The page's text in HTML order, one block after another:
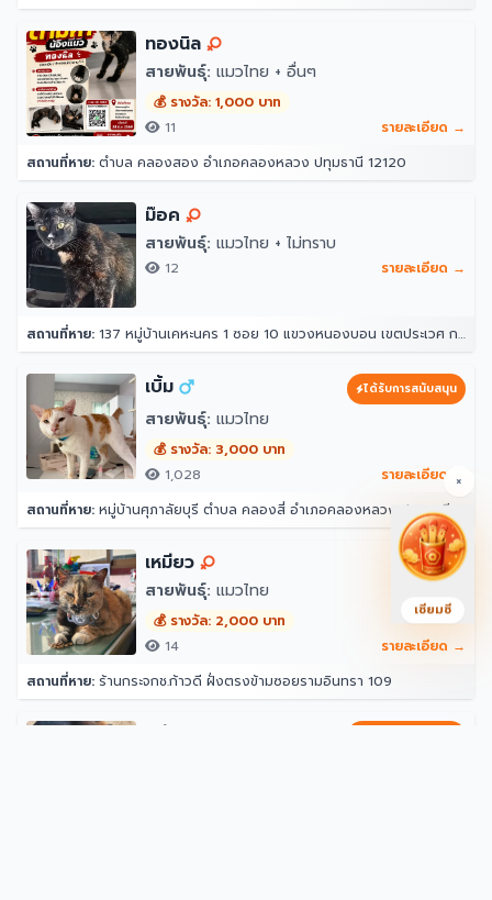
ทองนิล
สายพันธุ์: แมวไทย + อื่นๆ
💰 รางวัล: 1,000 บาท
11
รายละเอียด →
สถานที่หาย: ตำบล คลองสอง อำเภอคลองหลวง ปทุมธานี 12120
ม๊อค
สายพันธุ์: แมวไทย + ไม่ทราบ
12 รายละเอียด →
สถานที่หาย: 137 หมู่บ้านเคหะนคร 1 ซอย 10 แขวงหนองบอน เขตประเวศ กรุงเทพมหานคร 10250
เบิ้ม ได้รับการสนับสนุน
สายพันธุ์: แมวไทย
💰 รางวัล: 3,000 บาท
1,028
รายละเอียด →
สถานที่หาย: หมู่บ้านศุภาลัยบุรี ตำบล คลองสี่ อำเภอคลองหลวง ปทุมธานี 12120
เหมียว
สายพันธุ์: แมวไทย
💰 รางวัล: 2,000 บาท
14
รายละเอียด →
สถานที่หาย: ร้านกระจกช.ก้าวดี ฝั่งตรงข้ามซอยรามอินทรา 109
หมี
×
เซียมซี